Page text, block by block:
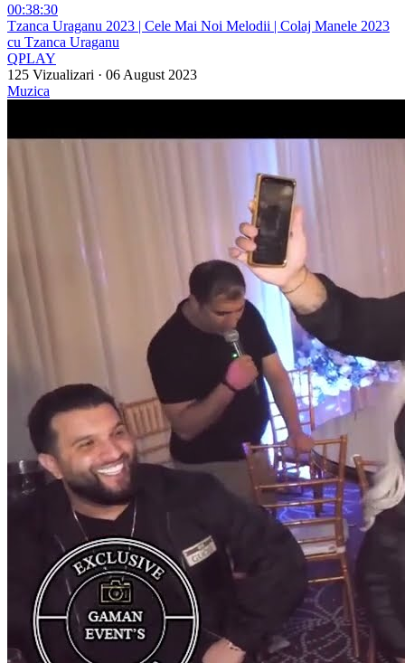
00:38:30
⁣Tzanca Uraganu 2023 | Cele Mai Noi Melodii | Colaj Manele 2023
cu Tzanca Uraganu
QPLAY
125 Vizualizari · 06 August 2023
Muzica